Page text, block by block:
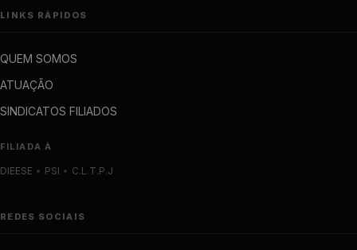
LINKS RÁPIDOS
QUEM SOMOS
ATUAÇÃO
SINDICATOS FILIADOS
FILIADA À
DIEESE • PSI • C.L.T.P.J
REDES SOCIAIS